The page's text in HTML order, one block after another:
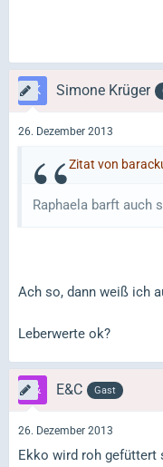
Simone Krüger
26. Dezember 2013
Zitat von
Raphaela barft auch
Ach so, dann weiß ich
Leberwerte ok?
E&C Gast
26. Dezember 2013
Ekko wird roh gefüttert